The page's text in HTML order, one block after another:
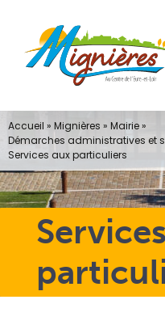
contenu
Accueil » Mignières » Mairie»
Démarches administratives et
Services aux particuliers